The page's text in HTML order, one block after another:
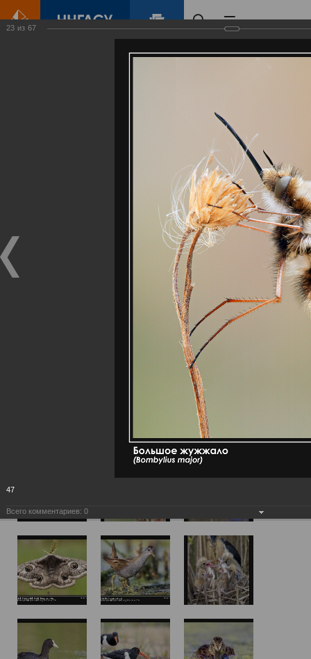
23 из 67
47
Всего комментариев: 0